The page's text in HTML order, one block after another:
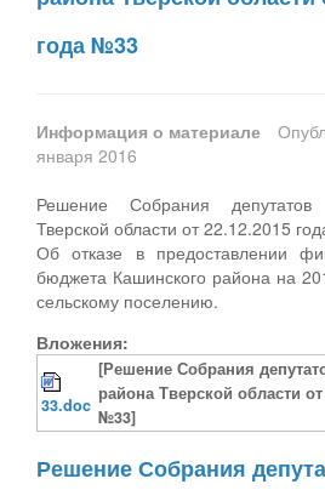
года №33
Информация о материале
января 2016
Решение Собрания депутатов
Тверской области от 22.12.2015
Об отказе в предоставлении
бюджета Кашинского района на
сельскому поселению.
Вложения:
33.doc
[Решение Собрания
района Тверской области от
№33]
Решение Собрания